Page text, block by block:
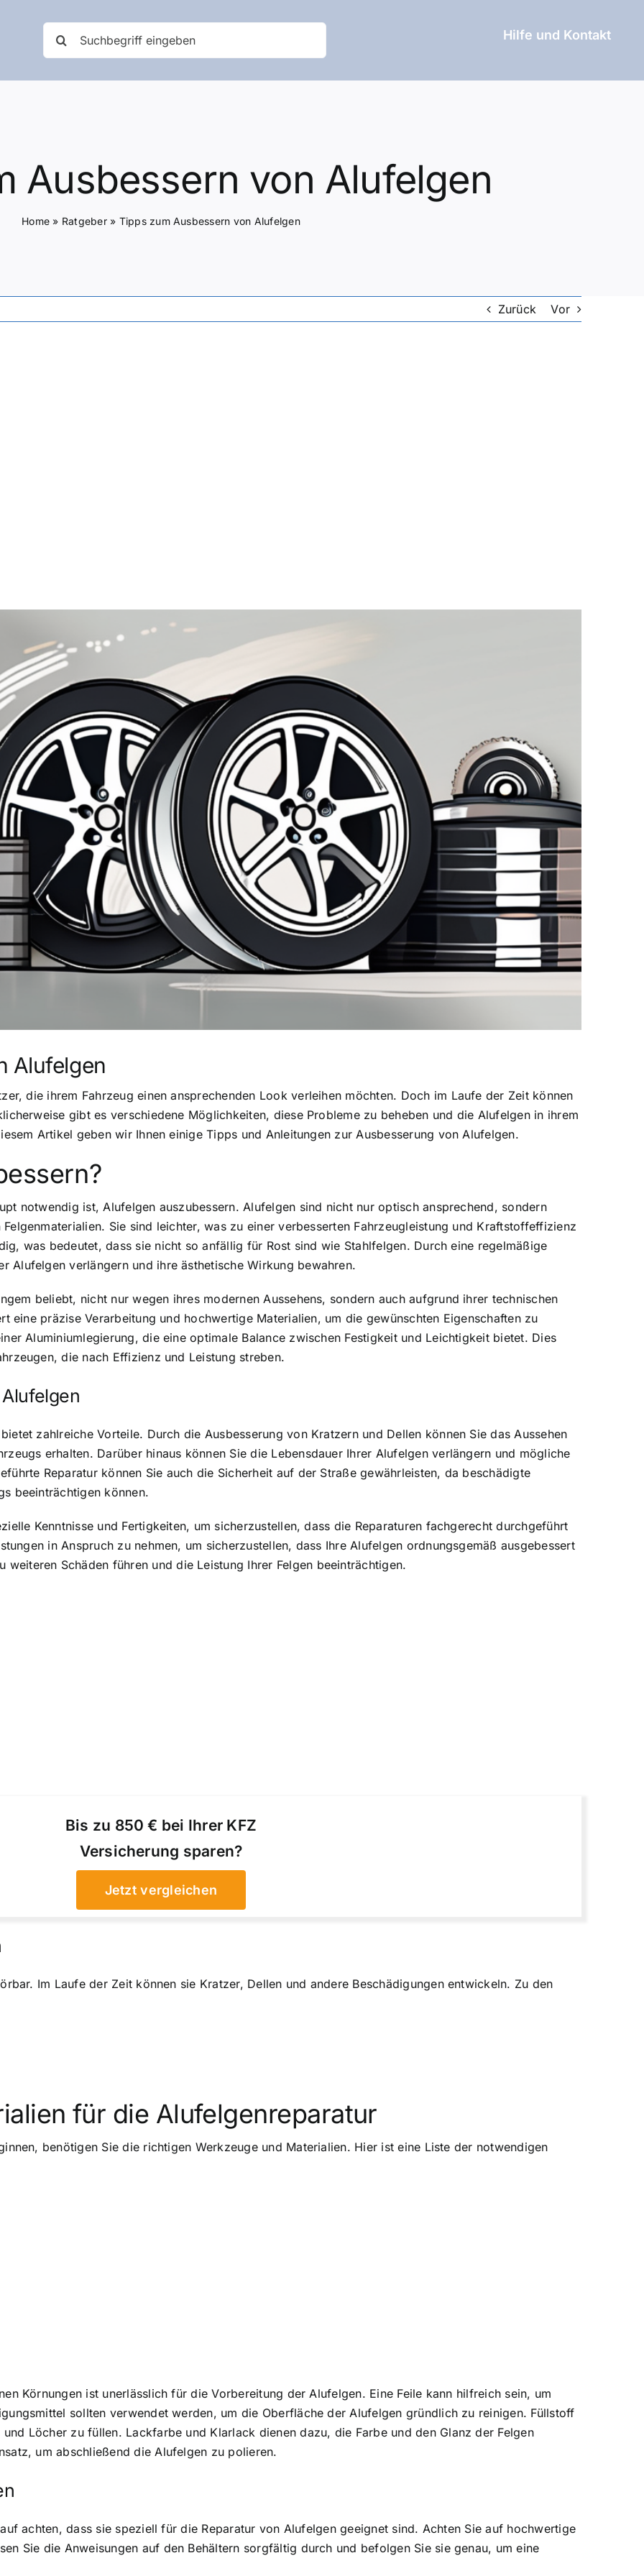
nach:
Hilfe und Kontakt
Ausbessern von Alufelgen
Home » Ratgeber» Tipps zum Ausbessern von Alufelgen
Zurück Vor
Alufelgen
die ihrem Fahrzeug einen ansprechenden Look verleihen möchten. Doch im Laufe der Zeit können
gibt es verschiedene Möglichkeiten, diese Probleme zu beheben und die Alufelgen in ihrem
Artikel geben wir Ihnen einige Tipps und Anleitungen zur Ausbesserung von Alufelgen.
notwendig ist, Alufelgen auszubessern. Alufelgen sind nicht nur optisch ansprechend, sondern
Sie sind leichter, was zu einer verbesserten Fahrzeugleistung und Kraftstoffeffizienz
was bedeutet, dass sie nicht so anfällig für Rost sind wie Stahlfelgen. Durch eine regelmäßige
Alufelgen verlängern und ihre ästhetische Wirkung bewahren.
beliebt, nicht nur wegen ihres modernen Aussehens, sondern auch aufgrund ihrer technischen
eine präzise Verarbeitung und hochwertige Materialien, um die gewünschten Eigenschaften zu
Aluminiumlegierung, die eine optimale Balance zwischen Festigkeit und Leichtigkeit bietet. Dies
die nach Effizienz und Leistung streben.
zahlreiche Vorteile. Durch die Ausbesserung von Kratzern und Dellen können Sie das Aussehen
erhalten. Darüber hinaus können Sie die Lebensdauer Ihrer Alufelgen verlängern und mögliche
Reparatur können Sie auch die Sicherheit auf der Straße gewährleisten, da beschädigte
beeinträchtigen können.
Kenntnisse und Fertigkeiten, um sicherzustellen, dass die Reparaturen fachgerecht durchgeführt
in Anspruch zu nehmen, um sicherzustellen, dass Ihre Alufelgen ordnungsgemäß ausgebessert
weiteren Schäden führen und die Leistung Ihrer Felgen beeinträchtigen.
Bis zu 850 € bei Ihrer KFZ
Versicherung sparen?
Jetzt vergleichen
Im Laufe der Zeit können sie Kratzer, Dellen und andere Beschädigungen entwickeln. Zu den
für die Alufelgenreparatur
benötigen Sie die richtigen Werkzeuge und Materialien. Hier ist eine Liste der notwendigen
Körnungen ist unerlässlich für die Vorbereitung der Alufelgen. Eine Feile kann hilfreich sein, um
sollten verwendet werden, um die Oberfläche der Alufelgen gründlich zu reinigen. Füllstoff
Löcher zu füllen. Lackfarbe und Klarlack dienen dazu, die Farbe und den Glanz der Felgen
um abschließend die Alufelgen zu polieren.
achten, dass sie speziell für die Reparatur von Alufelgen geeignet sind. Achten Sie auf hochwertige
Sie die Anweisungen auf den Behältern sorgfältig durch und befolgen Sie sie genau, um eine